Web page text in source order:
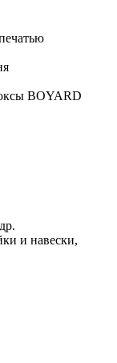
BOYARD
и навески,